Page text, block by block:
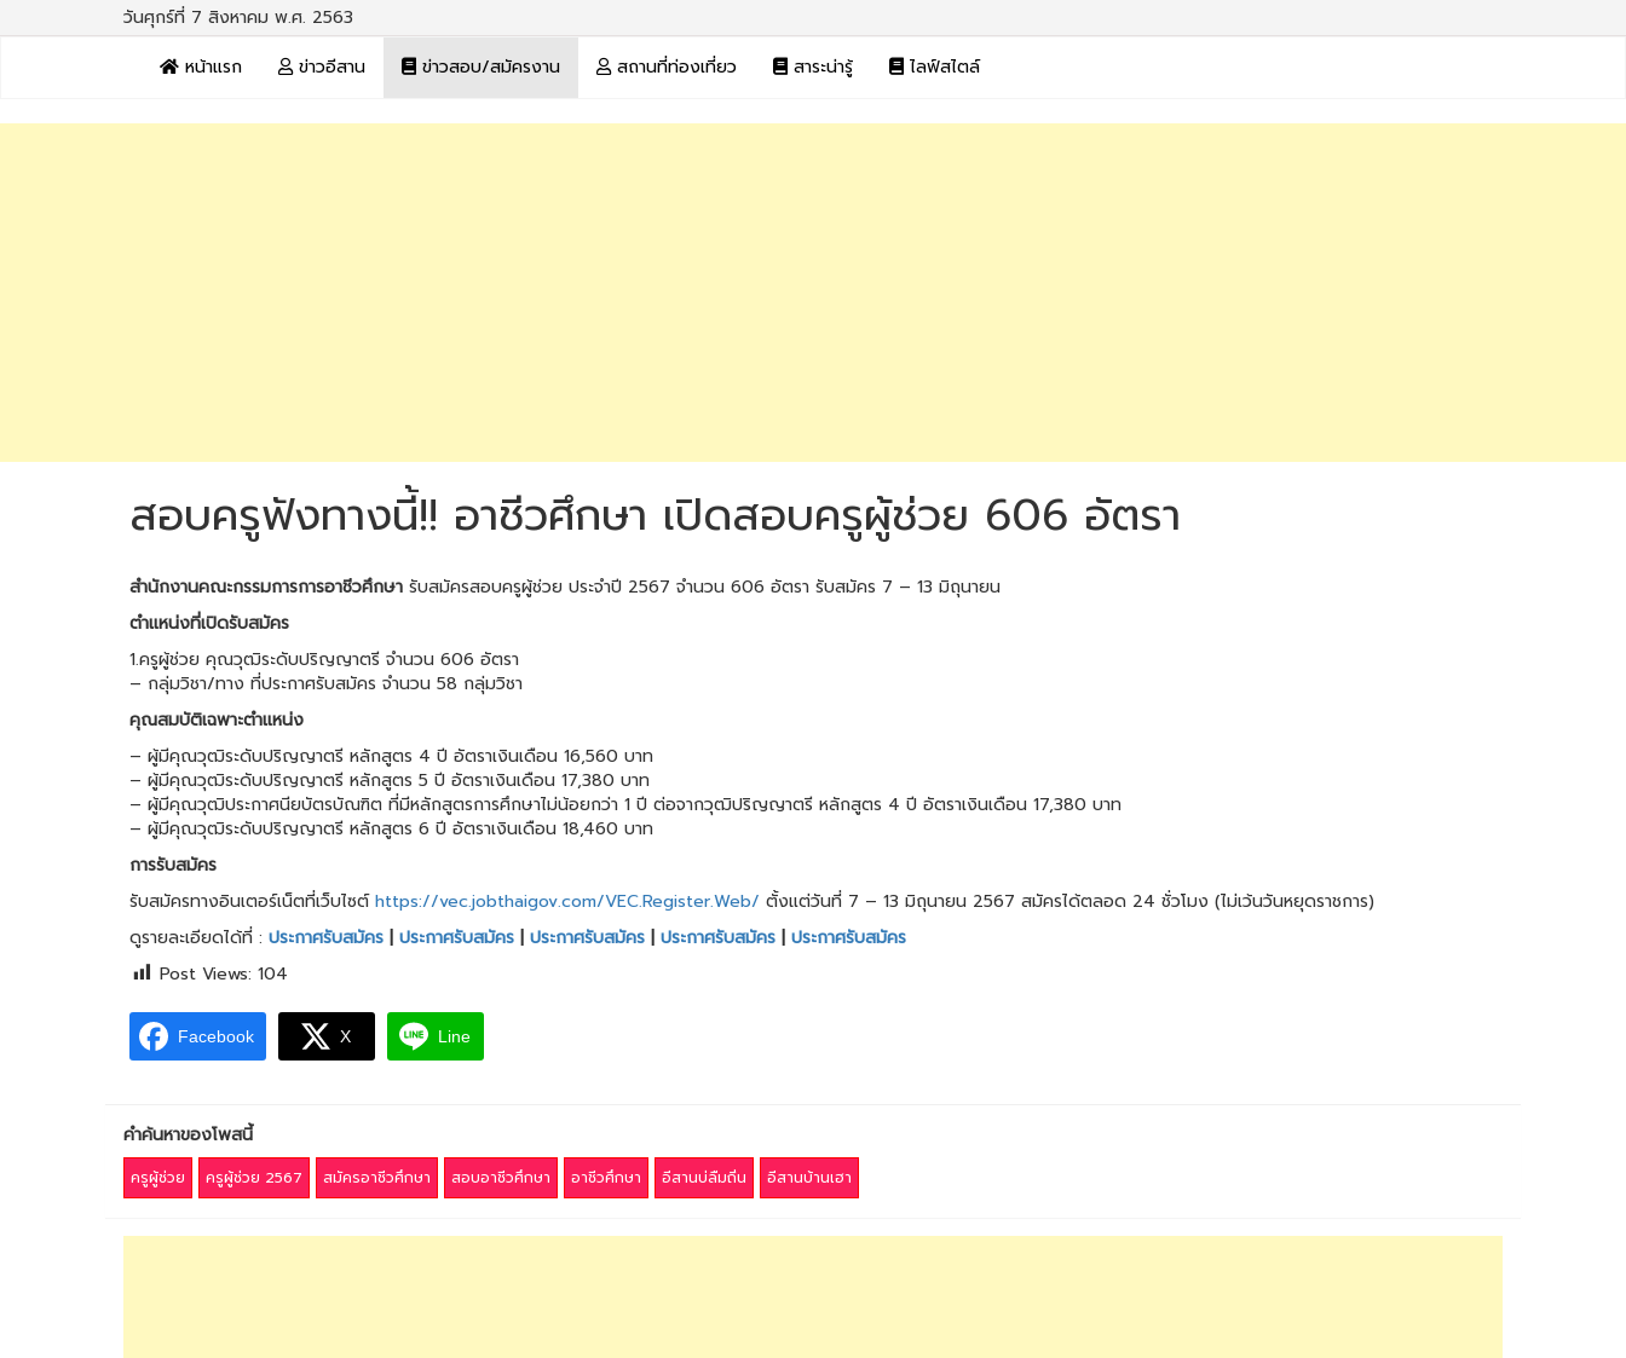
วันศุกร์ที่ 7 สิงหาคม พ.ศ. 2563
หน้าแรก
ข่าวอีสาน ข่าวสอบ/สมัครงาน สถานที่ท่องเที่ยว สาระน่ารู้ ไลฟ์สไตล์
สอบครูฟังทางนี้!! อาชีวศึกษา เปิดสอบครูผู้ช่วย 606 อัตรา
สำนักงานคณะกรรมการการอาชีวศึกษา รับสมัครสอบครูผู้ช่วย ประจำปี 2567 จำนวน 606 อัตรา รับสมัคร 7 – 13 มิถุนายน
ตำแหน่งที่เปิดรับสมัคร
1.ครูผู้ช่วย คุณวุฒิระดับปริญญาตรี จำนวน 606 อัตรา
– กลุ่มวิชา/ทาง ที่ประกาศรับสมัคร จำนวน 58 กลุ่มวิชา
คุณสมบัติเฉพาะตำแหน่ง
– ผู้มีคุณวุฒิระดับปริญญาตรี หลักสูตร 4 ปี อัตราเงินเดือน 16,560 บาท
– ผู้มีคุณวุฒิระดับปริญญาตรี หลักสูตร 5 ปี อัตราเงินเดือน 17,380 บาท
– ผู้มีคุณวุฒิประกาศนียบัตรบัณฑิต ที่มีหลักสูตรการศึกษาไม่น้อยกว่า 1 ปี ต่อจากวุฒิปริญญาตรี หลักสูตร 4 ปี อัตราเงินเดือน 17,380 บาท
– ผู้มีคุณวุฒิระดับปริญญาตรี หลักสูตร 6 ปี อัตราเงินเดือน 18,460 บาท
การรับสมัคร
รับสมัครทางอินเตอร์เน็ตที่เว็บไซต์https://vec.jobthaigov.com/VEC.Register.Web/ ตั้งแต่วันที่ 7 – 13 มิถุนายน 2567 สมัครได้ตลอด 24 ชั่วโมง (ไม่เว้นวันหยุดราชการ)
ดูรายละเอียดได้ที่ : ประกาศรับสมัคร ประกาศรับสมัคร ประกาศรับสมัคร ประกาศรับสมัคร
ประกาศรับสมัคร
Post Views: 104
Facebook X Line
คำค้นหาของโพสนี้
ครูผู้ช่วย ครูผู้ช่วย 2567 สมัครอาชีวศึกษา สอบอาชีวศึกษา อาชีวศึกษา อีสานบ่ลืมถิ่น อีสานบ้านเฮา